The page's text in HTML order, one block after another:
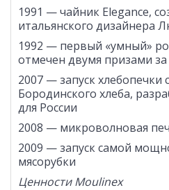
1991 — чайник Elegance,
итальянского дизайнера
1992 — первый «умный»
отмечен двумя призами
2007 — запуск хлебопечки
Бородинского хлеба,
для России
2008 — микроволновая
2009 — запуск самой
мясорубки
ЦенностиMoulinex